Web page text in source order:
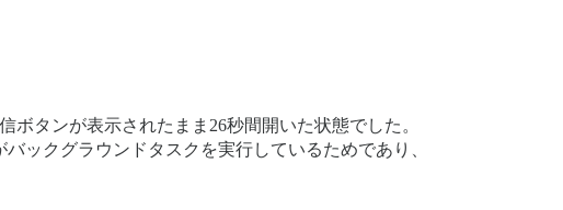
タンが表示されたまま26秒間開いた状態でした。
ックグラウンドタスクを実行しているためであり、